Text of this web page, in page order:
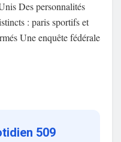
Des personnalités
: paris sportifs et
Une enquête fédérale
509